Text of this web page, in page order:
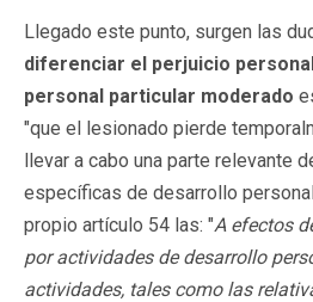
Llegado este punto, surgen las
diferenciar el perjuicio
personal particular moderado
"que el lesionado pierde
llevar a cabo una parte relevante
específicas de desarrollo
propio artículo 54 las: "A efectos
por actividades de desarrollo
actividades, tales como las